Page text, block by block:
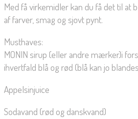
Med få virkemidler kan du få det til at
af farver, smag og sjovt pynt.
Musthaves:
MONIN sirup (eller andre mærker)i
ihvertfald blå og rød (blå kan jo
Appelsinjuice
Sodavand (rød og danskvand)